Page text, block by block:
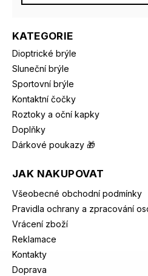
KATEGORIE
Dioptrické brýle
Sluneční brýle
Sportovní brýle
Kontaktní čočky
Roztoky a oční kapky
Doplňky
Dárkové poukazy 🎁
JAK NAKUPOVAT
Všeobecné obchodní podmínky
Pravidla ochrany a zpracování
Vrácení zboží
Reklamace
Kontakty
Doprava